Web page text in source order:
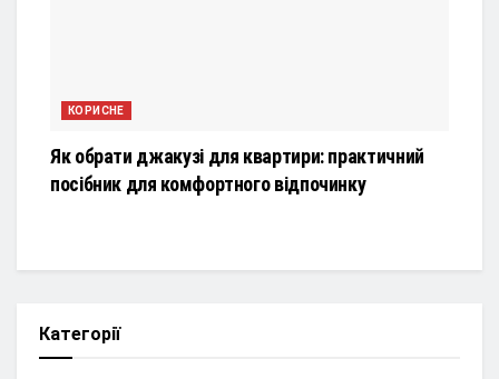
КОРИСНЕ
Як обрати джакузі для квартири: практичний
посібник для комфортного відпочинку
Категорії